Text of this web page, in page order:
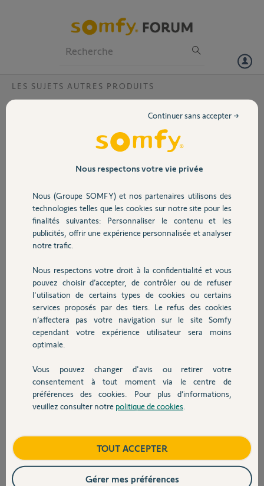
Volet
Sécurité
Domotique
Chauffage
Autres produits
Devis avec un pro
Contact
LES SUJETS AUTRES PRODUITS
Plus possible de me connecter sur le site
Lors d'une connexion sur mon compte SOMFY
Après avoir renseigné adresse et mot de passe, celui -ci me reconnait
Et instantanément il me déconnecte
Dans l'attente de votre aide
Merci,
il y a plus d'un an
Participer au fil de discussion
Réponses
Bonjour Francis
Essayez de vous connecter ici
https://www.somfy.fr/login
Nous respectons votre vie privée
Nous (Groupe SOMFY) et nos partenaires utilisons des
technologies telles que les cookies sur notre site pour les
finalités suivantes: Personnaliser le contenu et les
publicités, offrir une expérience personnalisée et analyser
notre trafic.
Nous respectons votre droit à la confidentialité et vous
pouvez choisir d’accepter, de contrôler ou de refuser
l'utilisation de certains types de cookies ou certains
services proposés par des tiers. Le refus des cookies
n’affectera pas votre navigation sur le site Somfy
cependant votre expérience utilisateur sera moins
optimale.
Vous pouvez changer d'avis ou retirer votre
consentement à tout moment via le centre de
préférences des cookies. Pour plus d’informations,
veuillez consulter notre politique de cookies
Continuer sans accepter →
TOUT ACCEPTER
Gérer mes préférences